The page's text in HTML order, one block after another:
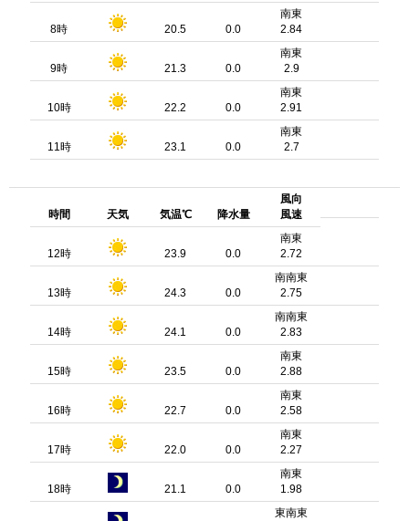
8時 20.5 0.0
南東
2.84
9時 21.3 0.0
南東
2.9
10時 22.2 0.0
南東
2.91
11時 23.1 0.0
南東
2.7
時間 天気 気温℃ 降水量
風向
風速
12時 23.9 0.0
南東
2.72
13時 24.3 0.0
南南東
2.75
14時 24.1 0.0
南南東
2.83
15時 23.5 0.0
南東
2.88
16時 22.7 0.0
南東
2.58
17時 22.0 0.0
南東
2.27
18時 21.1 0.0
南東
1.98
東南東